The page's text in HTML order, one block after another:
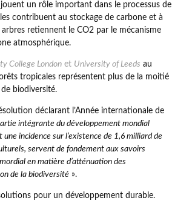
un rôle important dans le processus de
contribuent au stockage de carbone et à
retiennent le CO2 par le mécanisme
atmosphérique.
College London et University of Leeds au
tropicales représentent plus de la moitié
biodiversité.
déclarant l’Année internationale de
intégrante du développement mondial
incidence sur l’existence de 1,6 milliard de
servent de fondement aux savoirs
en matière d’atténuation des
de la biodiversité ».
pour un développement durable.